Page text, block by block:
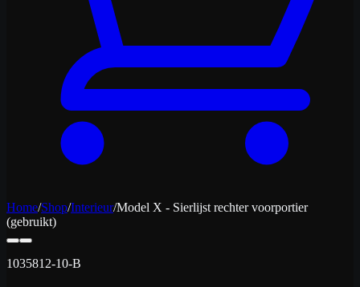
Home/Shop/Interieur/Model X - Sierlijst rechter voorportier
(gebruikt)
1035812-10-B